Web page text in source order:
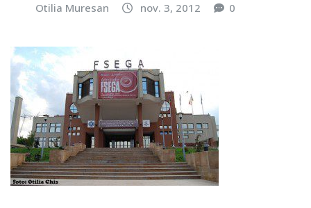
Otilia Muresan nov. 3, 2012 0